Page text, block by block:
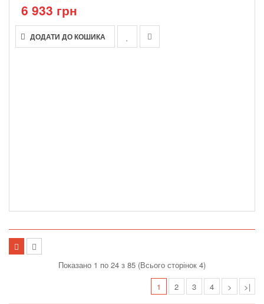
6 933 грн
ДОДАТИ ДО КОШИКА
Показано 1 по 24 з 85 (Всього сторінок 4)
1
2 3 4 > >|